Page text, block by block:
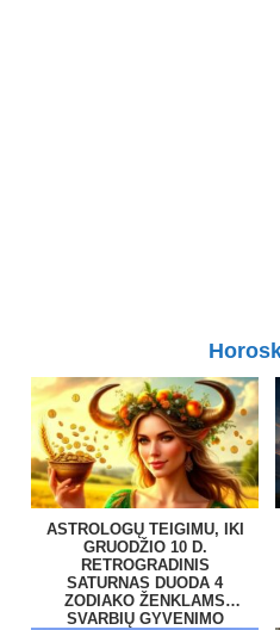
ASTROLOGŲ TEIGIMU, IKI
GRUODŽIO 10 D.
RETROGRADINIS
SATURNAS DUODA 4
ZODIAKO ŽENKLAMS
SVARBIŲ GYVENIMO